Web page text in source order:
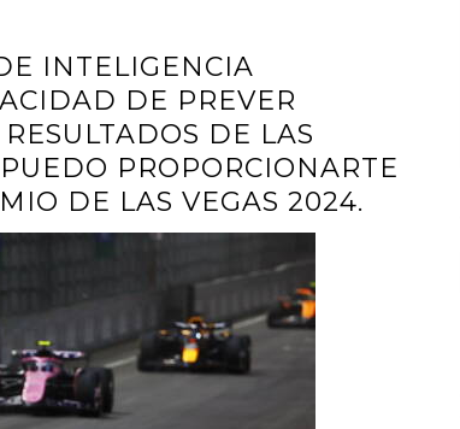
INTELIGENCIA
DE PREVER
DE LAS
PROPORCIONARTE
DE LAS VEGAS 2024.